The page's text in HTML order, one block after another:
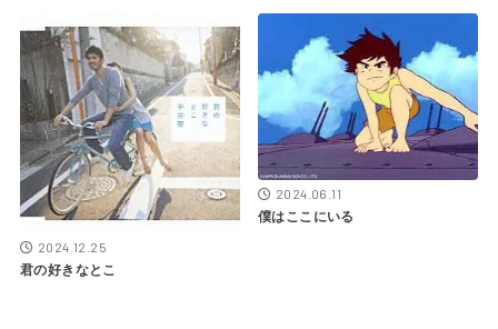
2024.12.25
君の好きなとこ
2024.06.11
僕はここにいる